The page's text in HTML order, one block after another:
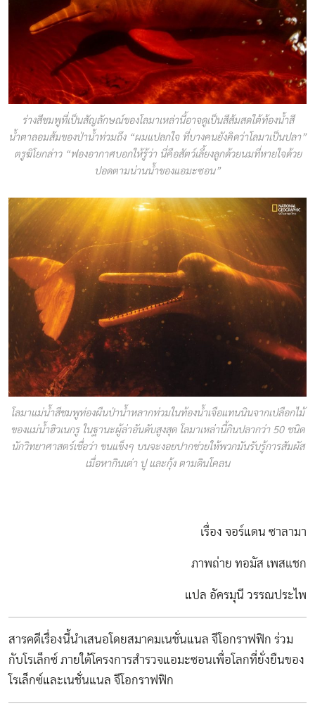
ร่างสีชมพูที่เป็นสัญลักษณ์ของโลมาเหล่านี้อาจดูเป็นสีส้มสดใต้ท้องน้ำสี
น้ำตาลอมส้มของป่าน้ำท่วมถึง “ผมแปลกใจ ที่บางคนยังคิดว่าโลมาเป็นปลา”
ตรูฆิโยกล่าว “ฟองอากาศบอกให้รู้ว่า นี่คือสัตว์เลี้ยงลูกด้วยนมที่หายใจด้วย
ปอดตามน่านน้ำของแอมะซอน”
โลมาแม่น้ำสีชมพูท่องผืนป่าน้ำหลากท่วมในท้องน้ำเจือแทนนินจากเปลือกไม้
ของแม่น้ำฮิวเนกรู ในฐานะผู้ล่าอันดับสูงสุด โลมาเหล่านี้กินปลากว่า 50 ชนิด
นักวิทยาศาสตร์เชื่อว่า ขนแข็งๆ บนจะงอยปากช่วยให้พวกมันรับรู้การสัมผัส
เมื่อหากินเต่า ปู และกุ้ง ตามดินโคลน
เรื่อง จอร์แดน ซาลามา
ภาพถ่าย ทอมัส เพสแชก
แปล อัครมุนี วรรณประไพ
สารคดีเรื่องนี้นำเสนอโดยสมาคมเนชั่นแนล จีโอกราฟฟิก ร่วม
กับโรเล็กซ์ ภายใต้โครงการสำรวจแอมะซอนเพื่อโลกที่ยั่งยืนของ
โรเล็กซ์และเนชั่นแนล จีโอกราฟฟิก